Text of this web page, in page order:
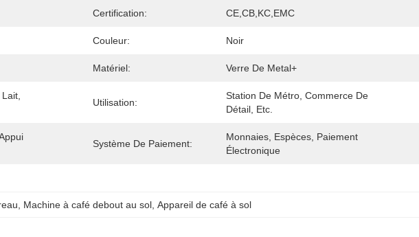
Certification: CE,CB,KC,EMC
Couleur: Noir
Matériel: Verre De Metal+
Utilisation:
Station De Métro, Commerce De
Détail, Etc.
Système De Paiement:
Monnaies, Espèces, Paiement
Électronique
Machine à café debout au sol , Appareil de café à sol